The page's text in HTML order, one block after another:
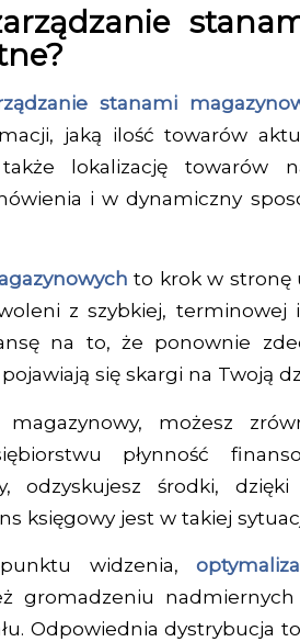
stanami
jaką ilość towarów
lokalizację towarów
i w dynamiczny
to krok w stronę
z szybkiej, terminowej i
na to, że ponownie
się skargi na Twoją
możesz
płynność
odzyskujesz środki,
księgowy jest w takiej
widzenia,
gromadzeniu
Odpowiednia dystrybucja